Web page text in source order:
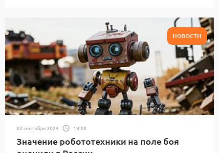
НОВОСТИ
02 сентября 2024 19:00
Значение робототехники на поле боя